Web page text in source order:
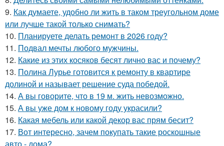
9. Как думаете, удобно ли жить в таком треугольном доме
или лучше такой только снимать?
10. Планируете делать ремонт в 2026 году?
11. Подвал мечты любого мужчины.
12. Какие из этих косяков бесят лично вас и почему?
13. Полина Лурье готовится к ремонту в квартире
долиной и называет решение суда победой.
14. А вы говорите, что в 19 м. жить невозможно.
15. А вы уже дом к новому году украсили?
16. Какая мебель или какой декор вас прям бесит?
17. Вот интересно, зачем покупать такие роскошные